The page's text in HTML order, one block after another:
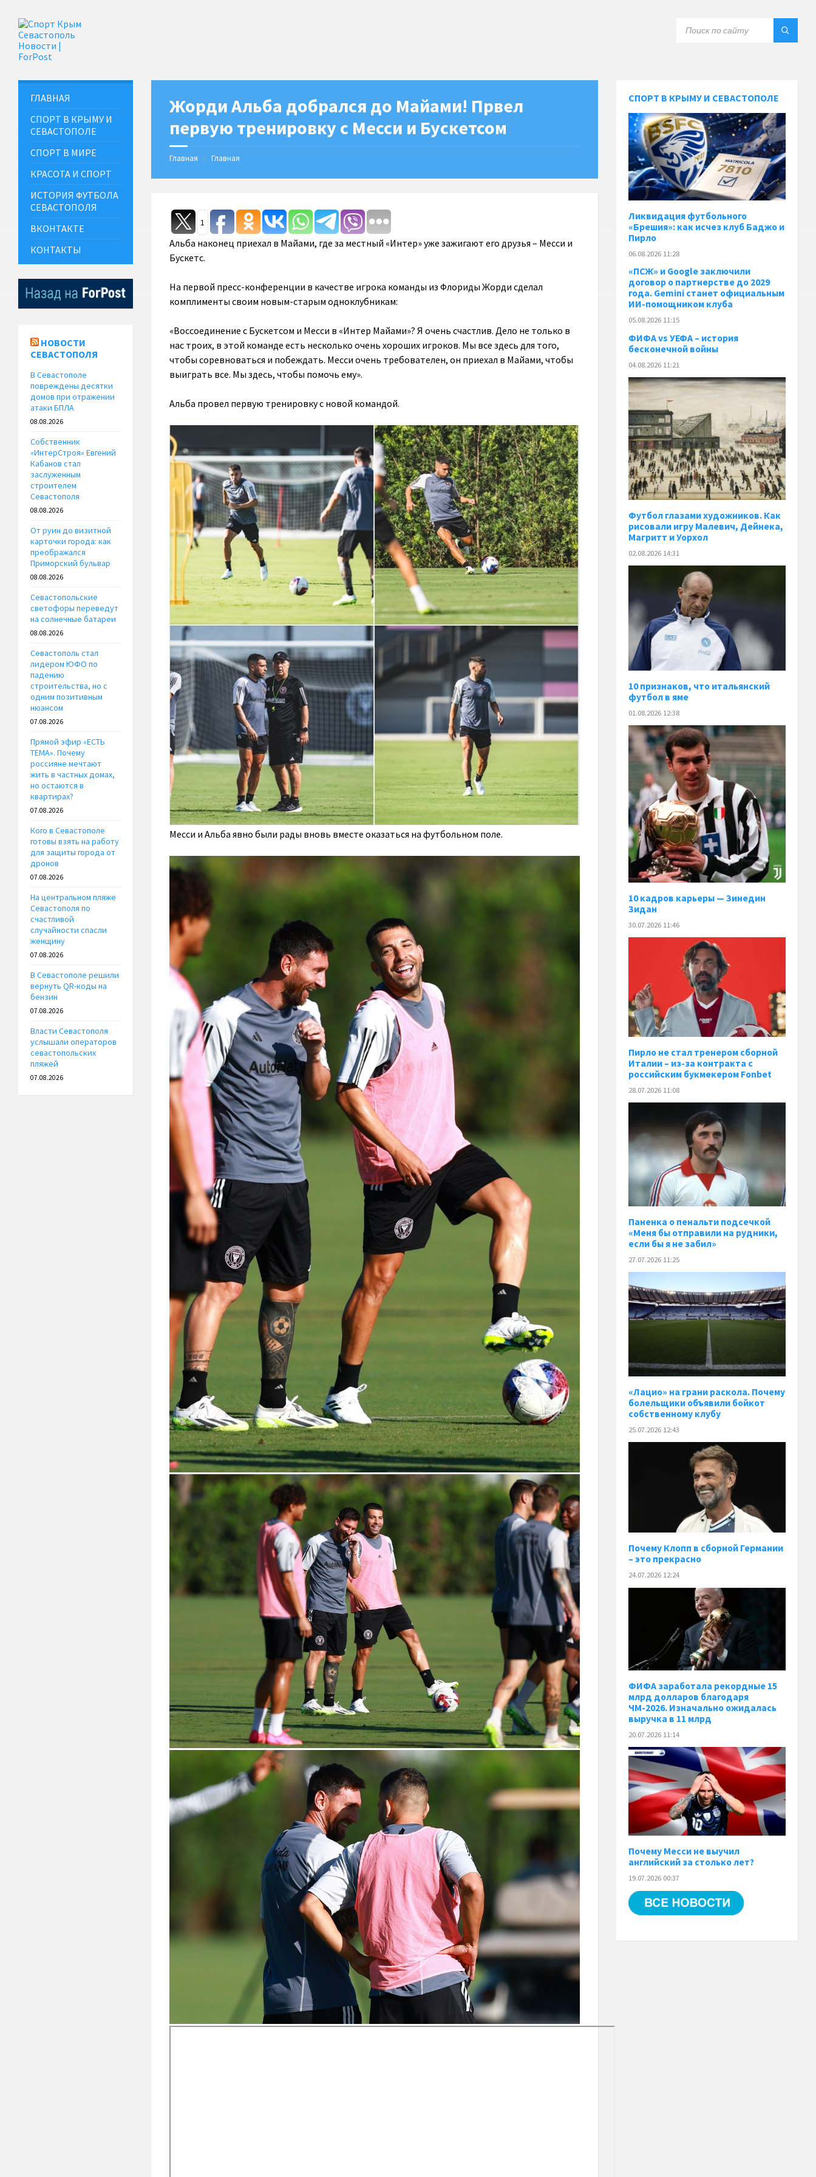
Жорди Альба добрался до Майами! Првел
первую тренировку с Месси и Бускетсом
Главная Главная
1
Альба наконец приехал в Майами, где за местный «Интер» уже зажигают его друзья – Месси и
Бускетс.
На первой пресс-конференции в качестве игрока команды из Флориды Жорди сделал
комплименты своим новым-старым одноклубникам:
«Воссоединение с Бускетсом и Месси в «Интер Майами»? Я очень счастлив. Дело не только в
нас троих, в этой команде есть несколько очень хороших игроков. Мы все здесь для того,
чтобы соревноваться и побеждать. Месси очень требователен, он приехал в Майами, чтобы
выиграть все. Мы здесь, чтобы помочь ему».
Альба провел первую тренировку с новой командой.
Месси и Альба явно были рады вновь вместе оказаться на футбольном поле.
ГЛАВНАЯ
СПОРТ В КРЫМУ И
СЕВАСТОПОЛЕ
СПОРТ В МИРЕ
КРАСОТА И СПОРТ
ИСТОРИЯ ФУТБОЛА
СЕВАСТОПОЛЯ
ВКОНТАКТЕ
КОНТАКТЫ
НОВОСТИ
СЕВАСТОПОЛЯ
В Севастополе
повреждены десятки
домов при отражении
атаки БПЛА
08.08.2026
Собственник
«ИнтерСтроя» Евгений
Кабанов стал
заслуженным
строителем
Севастополя
08.08.2026
От руин до визитной
карточки города: как
преображался
Приморский бульвар
08.08.2026
Севастопольские
светофоры переведут
на солнечные батареи
08.08.2026
Севастополь стал
лидером ЮФО по
падению
строительства, но с
одним позитивным
нюансом
07.08.2026
Прямой эфир «ЕСТЬ
ТЕМА». Почему
россияне мечтают
жить в частных домах,
но остаются в
квартирах?
07.08.2026
Кого в Севастополе
готовы взять на работу
для защиты города от
дронов
07.08.2026
На центральном пляже
Севастополя по
счастливой
случайности спасли
женщину
07.08.2026
В Севастополе решили
вернуть QR-коды на
бензин
07.08.2026
Власти Севастополя
услышали операторов
севастопольских
пляжей
07.08.2026
СПОРТ В КРЫМУ И СЕВАСТОПОЛЕ
Ликвидация футбольного
«Брешия»: как исчез клуб Баджо и
Пирло
06.08.2026 11:28
«ПСЖ» и Google заключили
договор о партнерстве до 2029
года. Gemini станет официальным
ИИ-помощником клуба
05.08.2026 11:15
ФИФА vs УЕФА – история
бесконечной войны
04.08.2026 11:21
Футбол глазами художников. Как
рисовали игру Малевич, Дейнека,
Магритт и Уорхол
02.08.2026 14:31
10 признаков, что итальянский
футбол в яме
01.08.2026 12:38
10 кадров карьеры — Зинедин
Зидан
30.07.2026 11:46
Пирло не стал тренером сборной
Италии – из-за контракта с
российским букмекером Fonbet
28.07.2026 11:08
Паненка o пенальти подсечкой
«Меня бы отправили на рудники,
если бы я не забил»
27.07.2026 11:25
«Лацио» на грани раскола. Почему
болельщики объявили бойкот
собственному клубу
25.07.2026 12:43
Почему Клопп в сборной Германии
– это прекрасно
24.07.2026 12:24
ФИФА заработала рекордные 15
млрд долларов благодаря
ЧМ-2026. Изначально ожидалась
выручка в 11 млрд
20.07.2026 11:14
Почему Месси не выучил
английский за столько лет?
19.07.2026 00:37